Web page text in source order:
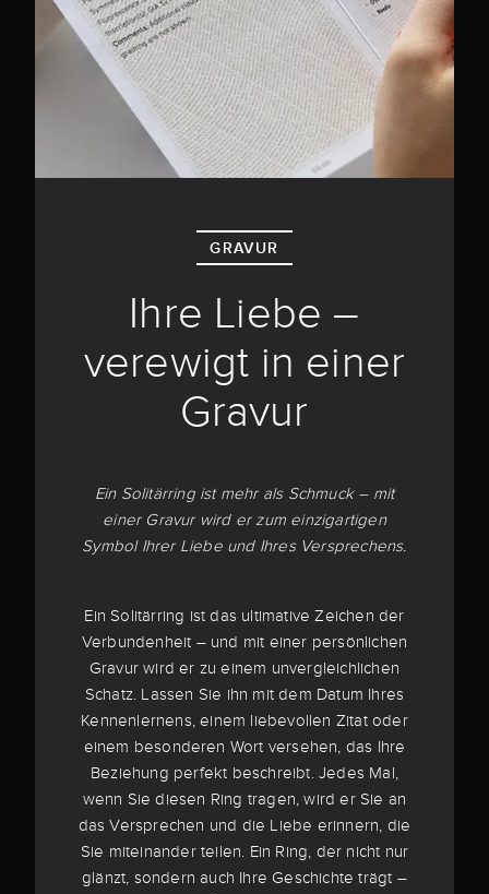
GRAVUR
Ihre Liebe –
verewigt in einer
Gravur
Ein Solitärring ist mehr als Schmuck – mit
einer Gravur wird er zum einzigartigen
Symbol Ihrer Liebe und Ihres Versprechens.
Ein Solitärring ist das ultimative Zeichen der
Verbundenheit – und mit einer persönlichen
Gravur wird er zu einem unvergleichlichen
Schatz. Lassen Sie ihn mit dem Datum Ihres
Kennenlernens, einem liebevollen Zitat oder
einem besonderen Wort versehen, das Ihre
Beziehung perfekt beschreibt. Jedes Mal,
wenn Sie diesen Ring tragen, wird er Sie an
das Versprechen und die Liebe erinnern, die
Sie miteinander teilen. Ein Ring, der nicht nur
glänzt, sondern auch Ihre Geschichte trägt –